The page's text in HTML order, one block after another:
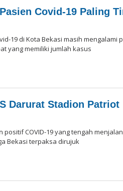
Covid-19 Paling
19 di Kota Bekasi masih mengalami
yang memiliki jumlah kasus
Darurat Stadion Patriot
positif COVID-19 yang tengah
Bekasi terpaksa dirujuk